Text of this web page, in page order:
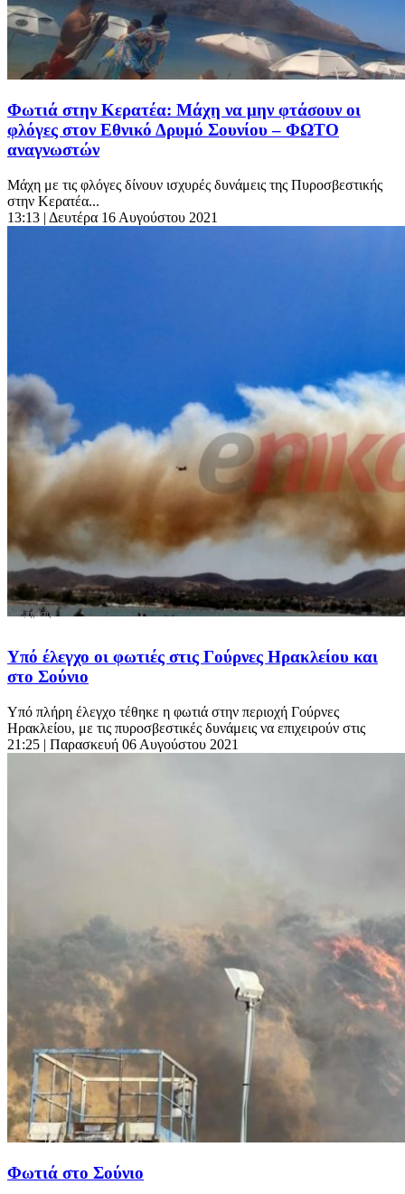
Φωτιά στην Κερατέα: Μάχη να μην φτάσουν οι
φλόγες στον Εθνικό Δρυμό Σουνίου – ΦΩΤΟ
αναγνωστών
Μάχη με τις φλόγες δίνουν ισχυρές δυνάμεις της Πυροσβεστικής
στην Κερατέα...
13:13 | Δευτέρα 16 Αυγούστου 2021
Υπό έλεγχο οι φωτιές στις Γούρνες Ηρακλείου και
στο Σούνιο
Υπό πλήρη έλεγχο τέθηκε η φωτιά στην περιοχή Γούρνες
Ηρακλείου, με τις πυροσβεστικές δυνάμεις να επιχειρούν στις
21:25 | Παρασκευή 06 Αυγούστου 2021
Φωτιά στο Σούνιο